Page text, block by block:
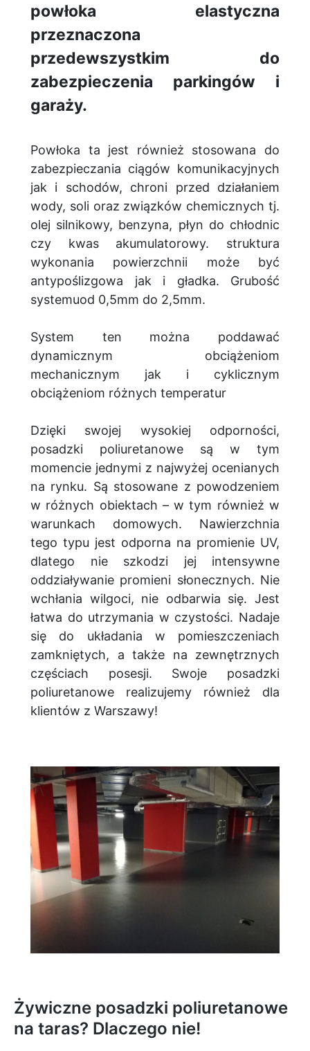
powłoka elastyczna
przeznaczona
przedewszystkim do
zabezpieczenia parkingów i
garaży.
Powłoka ta jest również stosowana do
zabezpieczania ciągów komunikacyjnych
jak i schodów, chroni przed działaniem
wody, soli oraz związków chemicznych tj.
olej silnikowy, benzyna, płyn do chłodnic
czy kwas akumulatorowy. struktura
wykonania powierzchnii może być
antypoślizgowa jak i gładka. Grubość
systemuod 0,5mm do 2,5mm.
System ten można poddawać
dynamicznym obciążeniom
mechanicznym jak i cyklicznym
obciążeniom różnych temperatur
Dzięki swojej wysokiej odporności,
posadzki poliuretanowe są w tym
momencie jednymi z najwyżej ocenianych
na rynku. Są stosowane z powodzeniem
w różnych obiektach – w tym również w
warunkach domowych. Nawierzchnia
tego typu jest odporna na promienie UV,
dlatego nie szkodzi jej intensywne
oddziaływanie promieni słonecznych. Nie
wchłania wilgoci, nie odbarwia się. Jest
łatwa do utrzymania w czystości. Nadaje
się do układania w pomieszczeniach
zamkniętych, a także na zewnętrznych
częściach posesji. Swoje posadzki
poliuretanowe realizujemy również dla
klientów z Warszawy!
Żywiczne posadzki poliuretanowe
na taras? Dlaczego nie!